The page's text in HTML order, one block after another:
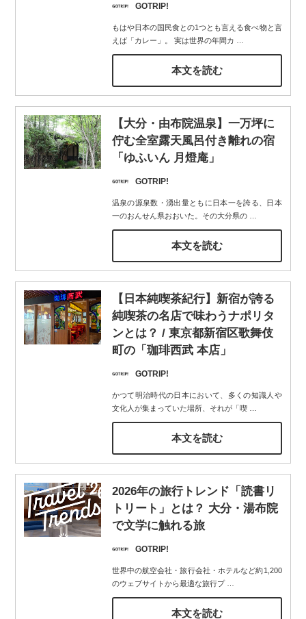
GOTRIP!
もはや日本の国民食との1つとも言える食べ物と言
えば「カレー」。 実は世界の年間カ
本文を読む
【大分・由布院温泉】一万坪に
佇む全室露天風呂付き離れの宿
「ゆふいん 月燈庵」
GOTRIP!
温泉の源泉数・湧出量ともに日本一を誇る、日本
一のおんせん県おおいた。その大分県の…
本文を読む
【日本純喫茶紀行】新宿が誇る
純喫茶の名店で味わうナポリタ
ンとは？ / 東京都新宿区歌舞伎
町の「珈琲西武 本店」
GOTRIP!
かつて明治時代の日本において、多くの知識人や
文化人が集まっていた場所、それが「喫…
本文を読む
2026年の旅行トレンド「読書リ
トリート」とは？ 大分・湯布院
で文学に触れる旅
GOTRIP!
世界中の航空会社・旅行会社・ホテルなど約1,200
のウェブサイトから最適な旅行プ…
本文を読む